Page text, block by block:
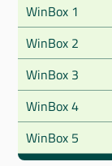
WinBox 1
WinBox 2
WinBox 3
WinBox 4
WinBox 5